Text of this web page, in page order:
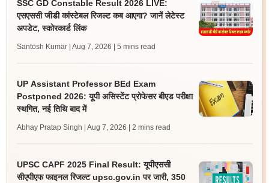
SSC GD Constable Result 2026 LIVE:
एसएससी जीडी कांस्टेबल रिजल्ट कब आएगा? जानें लेटेस्ट
अपडेट, स्कोरकार्ड लिंक
Santosh Kumar | Aug 7, 2026 | 5 mins read
UP Assistant Professor BEd Exam
Postponed 2026: यूपी असिस्टेंट प्रोफेसर बीएड परीक्षा
स्थगित, नई तिथि बाद में
Abhay Pratap Singh | Aug 7, 2026 | 2 mins read
UPSC CAPF 2025 Final Result: यूपीएससी
सीएपीएफ फाइनल रिजल्ट upsc.gov.in पर जारी, 350